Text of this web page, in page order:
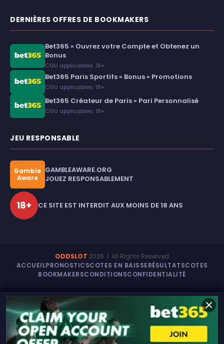
DERNIÈRES OFFRES DE BOOKMAKERS
Bet365 » Ouvrez votre Compte et Obtenez un
Bonus
CGU applicables. 18+
Bet365 Paris Sportifs » Bonus » Promotions
CGU applicables. 18+
Bet365 Créateur de Paris » Pari Personnalisé
CGU applicables. 18+
JEU RESPONSABLE
Gamble
Aware
GAMBLEAWARE.ORG
JOUEZ RESPONSABLEMENT
18+ CE SITE EST INTERDIT AUX MOINS DE 18 ANS
ODDSLOT 2026 | All Rights Reserved
ACCUEILPRONOSTICSCOTES EN BAISSERÉSULTATSCOTES
BOOKMAKERSCONDITIONSCONFIDENTIALITÉ